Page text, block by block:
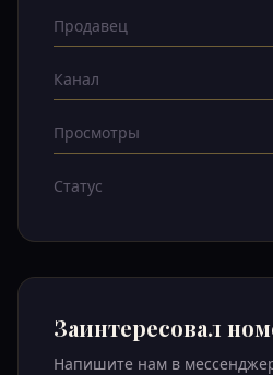
Продавец
Канал
Просмотры
Статус
Заинтересовал
Напишите нам в